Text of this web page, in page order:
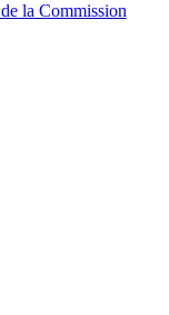
la Commission